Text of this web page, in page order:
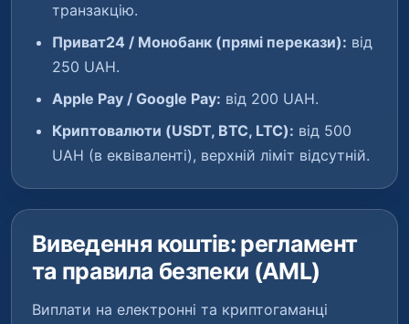
транзакцію.
Приват24 / Монобанк (прямі перекази): від
250 UAH.
Apple Pay / Google Pay: від 200 UAH.
Криптовалюти (USDT, BTC, LTC): від 500
UAH (в еквіваленті), верхній ліміт відсутній.
Виведення коштів: регламент
та правила безпеки (AML)
Виплати на електронні та криптогаманці